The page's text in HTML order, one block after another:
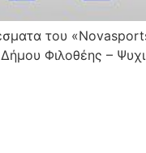
του
Δήμου Φιλοθέης –